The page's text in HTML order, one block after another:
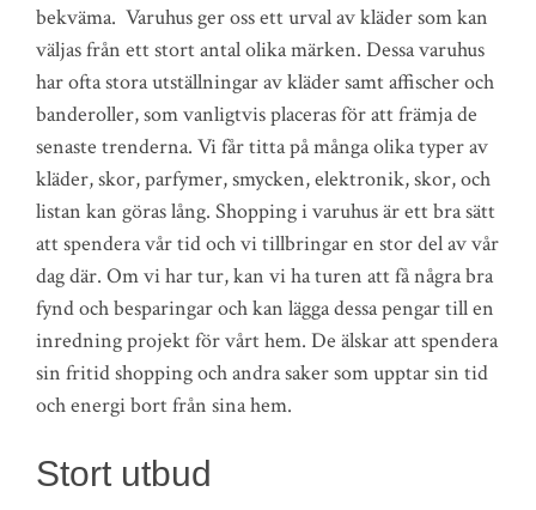
bekväma. Varuhus ger oss ett urval av kläder som kan
väljas från ett stort antal olika märken. Dessa varuhus
har ofta stora utställningar av kläder samt affischer och
banderoller, som vanligtvis placeras för att främja de
senaste trenderna. Vi får titta på många olika typer av
kläder, skor, parfymer, smycken, elektronik, skor, och
listan kan göras lång. Shopping i varuhus är ett bra sätt
att spendera vår tid och vi tillbringar en stor del av vår
dag där. Om vi har tur, kan vi ha turen att få några bra
fynd och besparingar och kan lägga dessa pengar till en
inredning projekt för vårt hem. De älskar att spendera
sin fritid shopping och andra saker som upptar sin tid
och energi bort från sina hem.
Stort utbud